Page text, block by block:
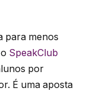
para menos
SpeakClub
por
É uma aposta